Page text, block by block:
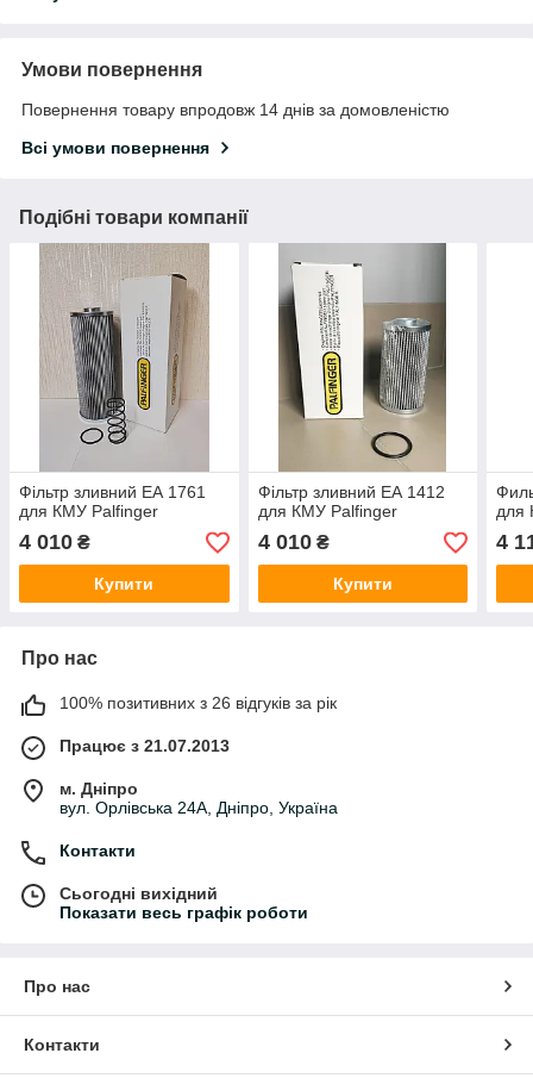
Умови повернення
Повернення товару впродовж 14 днів за домовленістю
Всі умови повернення
Подібні товари компанії
Фільтр зливний ЕА 1761
для КМУ Palfinger
4 010 ₴
Купити
Фільтр зливний ЕА 1412
для КМУ Palfinger
4 010₴
Купити
для
4
Про нас
100% позитивних з 26 відгуків за рік
Працює з 21.07.2013
м. Дніпро
вул. Орлівська 24А, Дніпро, Україна
Контакти
Сьогодні вихідний
Показати весь графік роботи
Про нас
Контакти